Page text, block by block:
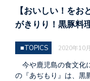
【おいしい！を
がきりり！黒豚料
■TOPICS 2020年10
今や鹿児島の食文化
の『あぢもり』は、黒